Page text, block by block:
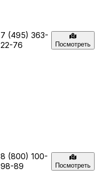
7 (495) 363-
22-76
Посмотреть
8 (800) 100-
98-89
Посмотреть